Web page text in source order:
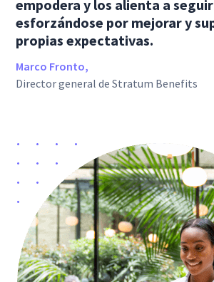
empodera y los alienta a seguir
esforzándose por mejorar y
propias expectativas.
Marco Fronto,
Director general de Stratum Benefits